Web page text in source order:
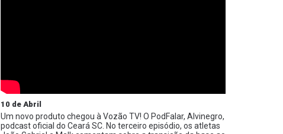
10 de Abril
Um novo produto chegou à Vozão TV! O PodFalar, Alvinegro,
podcast oficial do Ceará SC. No terceiro episódio, os atletas